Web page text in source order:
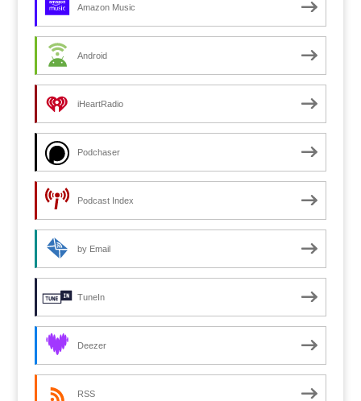
Amazon Music
Android
iHeartRadio
Podchaser
Podcast Index
by Email
TuneIn
Deezer
RSS